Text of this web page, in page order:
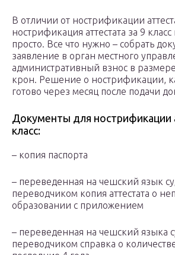
В отличии от нострификации
нострификация аттестата за 9
просто. Все что нужно – собрать
заявление в орган местного
административный взнос в
крон. Решение о нострификации,
готово через месяц после подачи
Документы для нострификации
класс:
– копия паспорта
– переведенная на чешский язык
переводчиком копия аттестата о
образовании с приложением
– переведенная на чешский языка
переводчиком справка о